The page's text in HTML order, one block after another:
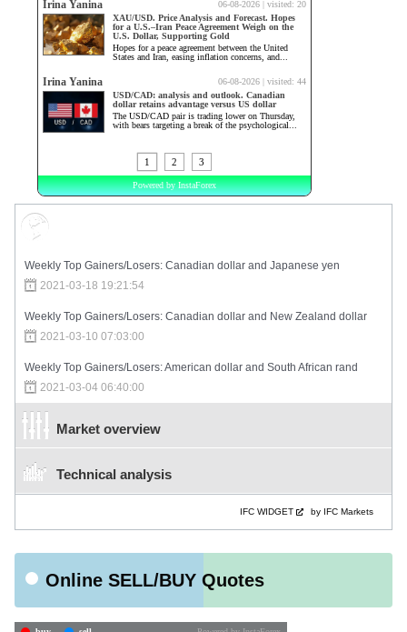
Weekly Top Gainers/Losers: Canadian dollar and Japanese yen
2021-03-18 19:21:54
Weekly Top Gainers/Losers: Canadian dollar and New Zealand dollar
2021-03-10 07:03:00
Weekly Top Gainers/Losers: American dollar and South African rand
2021-03-04 06:40:00
Market overview
Technical analysis
IFC WIDGET by IFC Markets
Online SELL/BUY Quotes